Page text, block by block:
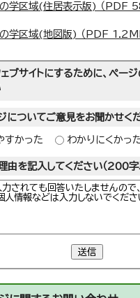
学区域(住居表示版) （PDF
学区域(地図版) （PDF
ブサイトにするために、ペー
についてご意見をお聞かせく
すかった わかりにくかっ
由を記入してください（200字
送信